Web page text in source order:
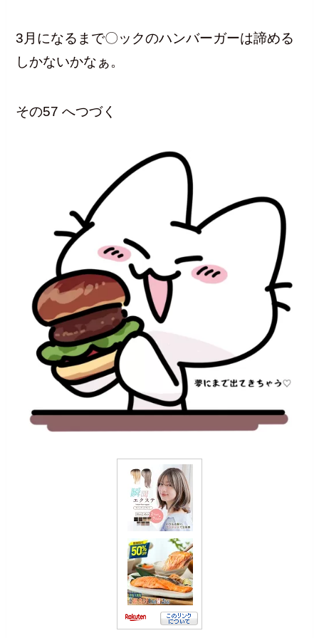
3月になるまで〇ックのハンバーガーは諦める
しかないかなぁ。
その57 へつづく